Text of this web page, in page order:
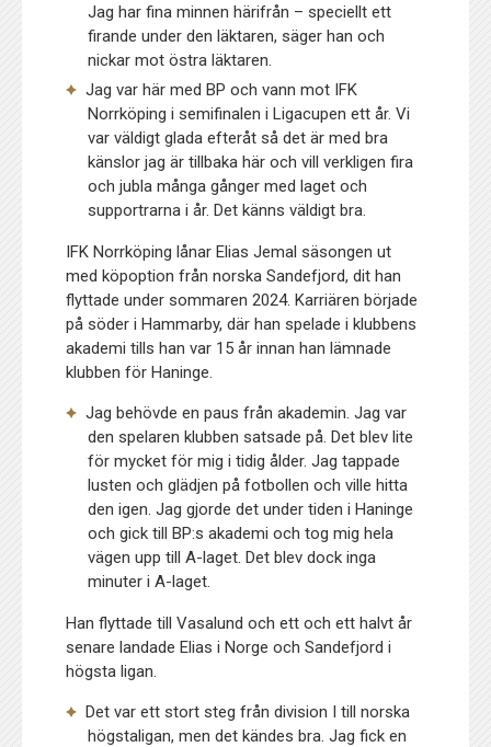
Jag har fina minnen härifrån – speciellt ett
firande under den läktaren, säger han och
nickar mot östra läktaren.
Jag var här med BP och vann mot IFK
Norrköping i semifinalen i Ligacupen ett år. Vi
var väldigt glada efteråt så det är med bra
känslor jag är tillbaka här och vill verkligen fira
och jubla många gånger med laget och
supportrarna i år. Det känns väldigt bra.
IFK Norrköping lånar Elias Jemal säsongen ut
med köpoption från norska Sandefjord, dit han
flyttade under sommaren 2024. Karriären började
på söder i Hammarby, där han spelade i klubbens
akademi tills han var 15 år innan han lämnade
klubben för Haninge.
Jag behövde en paus från akademin. Jag var
den spelaren klubben satsade på. Det blev lite
för mycket för mig i tidig ålder. Jag tappade
lusten och glädjen på fotbollen och ville hitta
den igen. Jag gjorde det under tiden i Haninge
och gick till BP:s akademi och tog mig hela
vägen upp till A-laget. Det blev dock inga
minuter i A-laget.
Han flyttade till Vasalund och ett och ett halvt år
senare landade Elias i Norge och Sandefjord i
högsta ligan.
Det var ett stort steg från division I till norska
högstaligan, men det kändes bra. Jag fick en